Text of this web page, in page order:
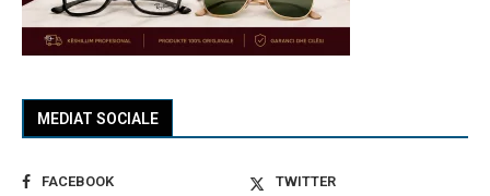
MEDIAT SOCIALE
FACEBOOK
TWITTER